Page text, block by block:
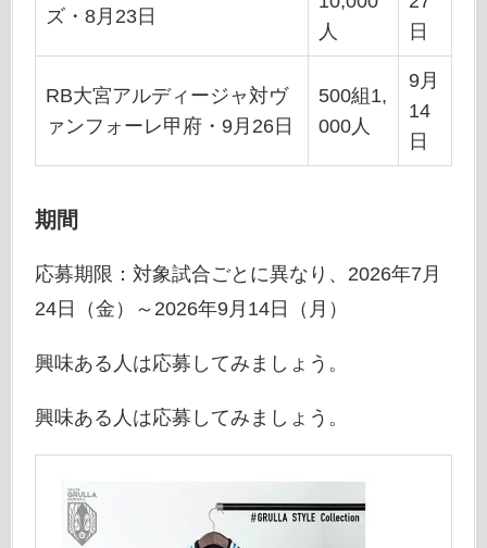
ズ・8月23日
人
日
RB大宮アルディージャ対ヴ
ァンフォーレ甲府・9月26日
500組1,
000人
9月
14
日
期間
応募期限：対象試合ごとに異なり、2026年7月
24日（金）～2026年9月14日（月）
興味ある人は応募してみましょう。
興味ある人は応募してみましょう。